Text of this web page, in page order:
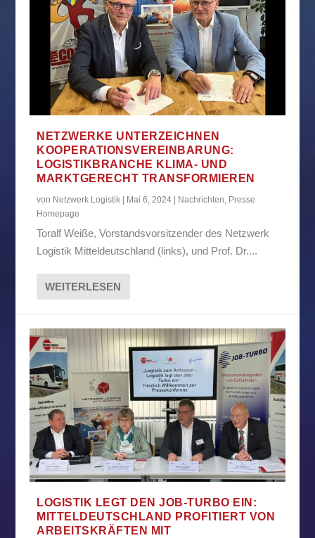
NETZWERKE UNTERZEICHNEN
KOOPERATIONSVEREINBARUNG:
LOGISTIKBRANCHE KLIMA- UND
MARKTGERECHT TRANSFORMIEREN
von Netzwerk Logistik Mai 6, 2024 Nachrichten, Presse
Homepage
Toralf Weiße, Vorstandsvorsitzender des Netzwerk
Logistik Mitteldeutschland (links), und Prof. Dr....
WEITERLESEN
LOGISTIK LEGT DEN JOB-TURBO EIN:
MITTELDEUTSCHLAND PROFITIERT VON
ARBEITSKRÄFTEN MIT